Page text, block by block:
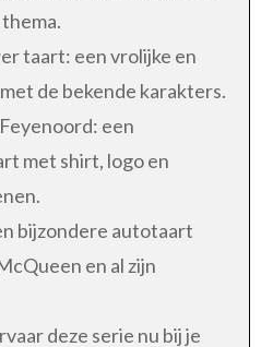
taart: een vrolijke en
de bekende karakters.
een
met shirt, logo en
bijzondere autotaart
en al zijn
deze serie nu bij je